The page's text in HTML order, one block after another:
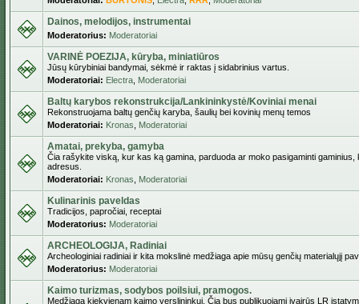
Dainos, melodijos, instrumentai
Moderatorius: Moderatoriai
VARINĖ POEZIJA, kūryba, miniatiūros
Jūsų kūrybiniai bandymai, sėkmė ir raktas į sidabrinius vartus.
Moderatoriai: Electra Moderatoriai
Baltų karybos rekonstrukcija/Lankininkystė/Koviniai menai
Rekonstruojama baltų genčių karyba, šaulių bei kovinių menų temos
Moderatoriai: Kronas Moderatoriai
Amatai, prekyba, gamyba
Čia rašykite viską, kur kas ką gamina, parduoda ar moko pasigaminti
adresus.
Moderatoriai: Kronas Moderatoriai
Kulinarinis paveldas
Tradicijos, papročiai, receptai
Moderatorius: Moderatoriai
ARCHEOLOGIJA, Radiniai
Archeologiniai radiniai ir kita mokslinė medžiaga apie mūsų genčių materialųjį
Moderatorius: Moderatoriai
Kaimo turizmas, sodybos poilsiui, pramogos.
Medžiaga kiekvienam kaimo verslininkui. Čia bus publikuojami įvairūs LR